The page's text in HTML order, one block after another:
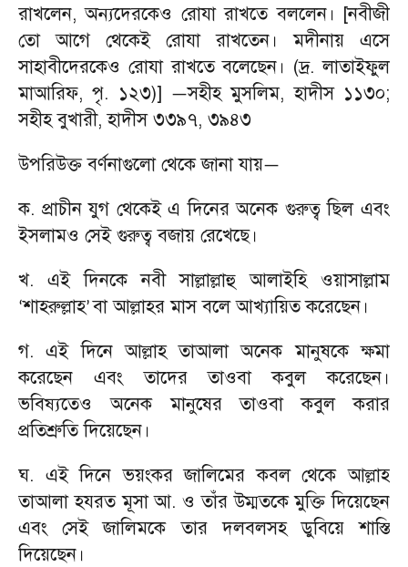
রাখলেন,অন্যদেরকেও রোযা রাখতে বললেন। [নবীজী
তো আগে থেকেই রোযা রাখতেন। মদীনায় এসে
সাহাবীদেরকেও রোযা রাখতে বলেছেন। (দ্র. লাতাইফুল
মাআরিফ,পৃ. ১২৩)] —সহীহ মুসলিম,হাদীস ১১৩০;
সহীহ বুখারী,হাদীস ৩৩৯৭, ৩৯৪৩
উপরিউক্ত বর্ণনাগুলো থেকে জানা যায়—
ক. প্রাচীন যুগ থেকেই এ দিনের অনেক গুরুত্ব ছিল এবং
ইসলামও সেই গুরুত্ব বজায় রেখেছে।
খ. এই দিনকে নবী সাল্লাল্লাহু আলাইহি ওয়াসাল্লাম
‘শাহরুল্লাহ’ বা আল্লাহর মাস বলে আখ্যায়িত করেছেন।
গ. এই দিনে আল্লাহ তাআলা অনেক মানুষকে ক্ষমা
করেছেন এবং তাদের তাওবা কবুল করেছেন।
ভবিষ্যতেও অনেক মানুষের তাওবা কবুল করার
প্রতিশ্রুতি দিয়েছেন।
ঘ. এই দিনে ভয়ংকর জালিমের কবল থেকে আল্লাহ
তাআলা হযরত মূসা আ. ও তাঁর উম্মতকে মুক্তি দিয়েছেন
এবং সেই জালিমকে তার দলবলসহ ডুবিয়ে শাস্তি
দিয়েছেন।